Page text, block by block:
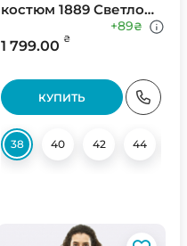
52
костюм 1889 Светло
1 799.00 ₴
+89₴
КУПИТЬ
38 40 42 44